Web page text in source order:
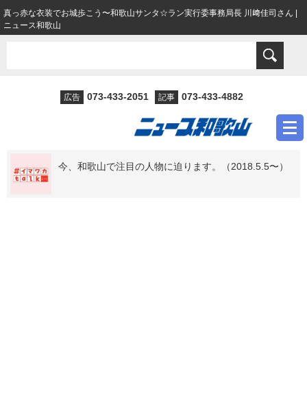
真っ赤な衣装でお城歩こう〜和歌山サンタ☆ラン実行委事務局長 川﨑佳司さん |
ニュース和歌山
広告 073-433-2051 記事 073-433-4882
今、和歌山で注目の人物に迫ります。（2018.5.5〜）